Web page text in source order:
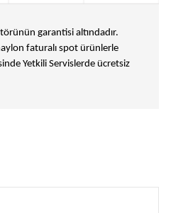
garantisi altındadır.
faturalı spot ürünlerle
Yetkili Servislerde ücretsiz